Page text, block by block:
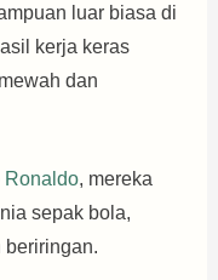
luar biasa di
kerja keras
dan
Ronaldo, mereka
sepak bola,
beriringan.